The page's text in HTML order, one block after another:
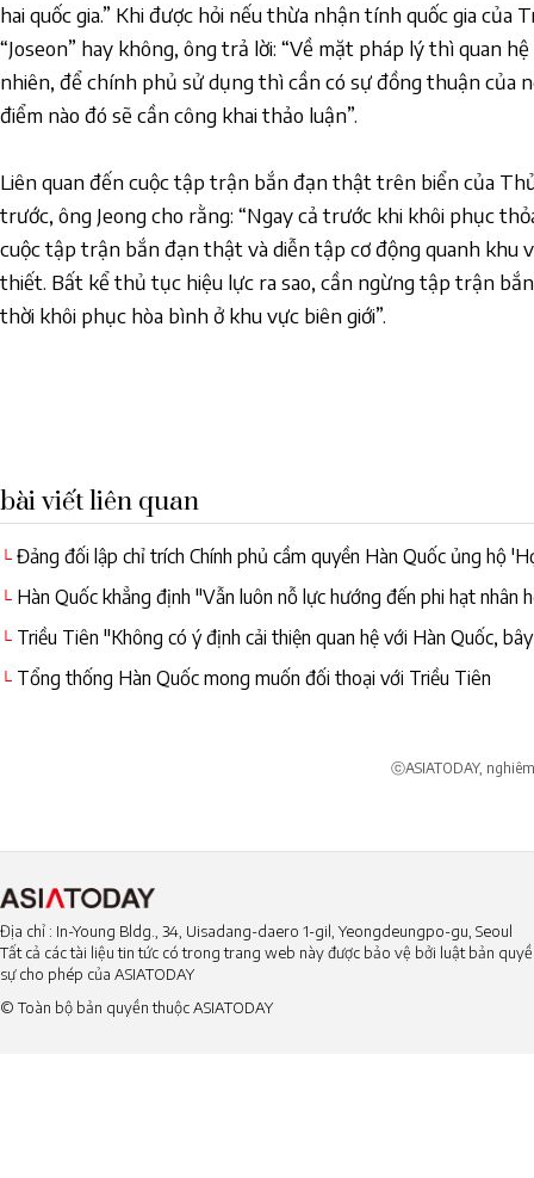
hai quốc gia.” Khi được hỏi nếu thừa nhận tính quốc gia của
“Joseon” hay không, ông trả lời: “Về mặt pháp lý thì quan
nhiên, để chính phủ sử dụng thì cần có sự đồng thuận của
điểm nào đó sẽ cần công khai thảo luận”.
Liên quan đến cuộc tập trận bắn đạn thật trên biển của
trước, ông Jeong cho rằng: “Ngay cả trước khi khôi phục
cuộc tập trận bắn đạn thật và diễn tập cơ động quanh khu
thiết. Bất kể thủ tục hiệu lực ra sao, cần ngừng tập trận
thời khôi phục hòa bình ở khu vực biên giới”.
bài viết liên quan
└ Đảng đối lập chỉ trích Chính phủ cầm quyền Hàn Quốc ủng hộ
Tiên
└ Hàn Quốc khẳng định "Vẫn luôn nỗ lực hướng đến phi hạt nhân
└ Triều Tiên "Không có ý định cải thiện quan hệ với Hàn Quốc,
└ Tổng thống Hàn Quốc mong muốn đối thoại với Triều Tiên
ⓒASIATODAY,
Địa chỉ : In-Young Bldg., 34, Uisadang-daero 1-gil, Yeongdeungpo-gu, Seoul
Tất cả các tài liệu tin tức có trong trang web này được bảo vệ bởi luật bản
sự cho phép của ASIATODAY
© Toàn bộ bản quyền thuộc ASIATODAY